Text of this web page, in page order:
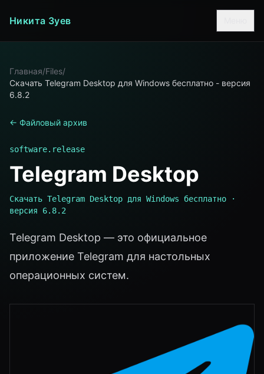
Никита Зуев
Главная/Files/
Скачать Telegram Desktop для Windows бесплатно - версия
6.8.2
← Файловый архив
software.release
Telegram Desktop
Скачать Telegram Desktop для Windows бесплатно ·
версия 6.8.2
Telegram Desktop — это официальное
приложение Telegram для настольных
операционных систем.